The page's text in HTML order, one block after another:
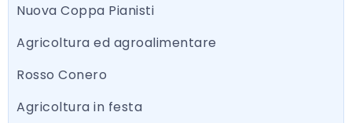
Nuova Coppa Pianisti
Agricoltura ed agroalimentare
Rosso Conero
Agricoltura in festa